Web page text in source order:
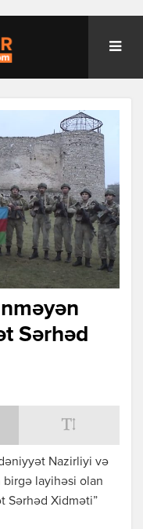
Sərhəd
Nazirliyi və
birgə layihəsi olan
Sərhəd Xidməti”